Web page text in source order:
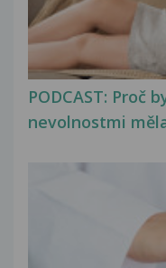
PODCAST: Proč
nevolnostmi